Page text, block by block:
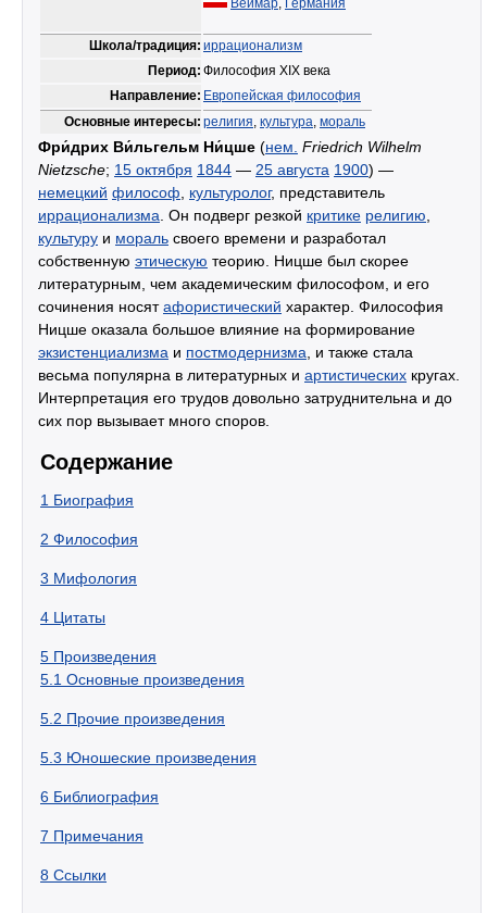
Веймар, Германия
Школа/традиция: иррационализм
Период: Философия XIX века
Направление: Европейская философия
Основные интересы: религия, культура, мораль
Фри́дрих Ви́льгельм Ни́цше (нем. Friedrich Wilhelm
Nietzsche; 15 октября 1844 — 25 августа 1900) —
немецкий философ культуролог, представитель
иррационализма . Он подверг резкой критике религию
культуру и мораль своего времени и разработал
собственную этическую теорию. Ницше был скорее
литературным, чем академическим философом, и его
сочинения носятафористический характер. Философия
Ницше оказала большое влияние на формирование
экзистенциализма и постмодернизма , и также стала
весьма популярна в литературных и артистических кругах.
Интерпретация его трудов довольно затруднительна и до
сих пор вызывает много споров.
Содержание
1 Биография
2 Философия
3 Мифология
4 Цитаты
5 Произведения
5.1 Основные произведения
5.2 Прочие произведения
5.3 Юношеские произведения
6 Библиография
7 Примечания
8 Ссылки